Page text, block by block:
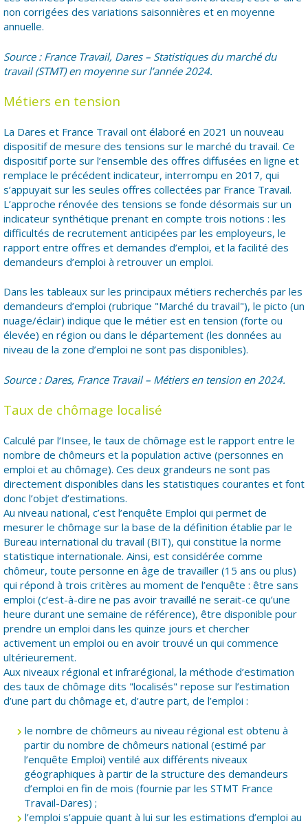
non corrigées des variations saisonnières et en moyenne
annuelle.
Source : France Travail, Dares – Statistiques du marché du
travail (STMT) en moyenne sur l’année 2024.
Métiers en tension
La Dares et France Travail ont élaboré en 2021 un nouveau
dispositif de mesure des tensions sur le marché du travail. Ce
dispositif porte sur l’ensemble des offres diffusées en ligne et
remplace le précédent indicateur, interrompu en 2017, qui
s’appuyait sur les seules offres collectées par France Travail.
L’approche rénovée des tensions se fonde désormais sur un
indicateur synthétique prenant en compte trois notions : les
difficultés de recrutement anticipées par les employeurs, le
rapport entre offres et demandes d’emploi, et la facilité des
demandeurs d’emploi à retrouver un emploi.
Dans les tableaux sur les principaux métiers recherchés par les
demandeurs d’emploi (rubrique "Marché du travail"), le picto (un
nuage/éclair) indique que le métier est en tension (forte ou
élevée) en région ou dans le département (les données au
niveau de la zone d’emploi ne sont pas disponibles).
Source : Dares, France Travail – Métiers en tension en 2024.
Taux de chômage localisé
Calculé par l’Insee, le taux de chômage est le rapport entre le
nombre de chômeurs et la population active (personnes en
emploi et au chômage). Ces deux grandeurs ne sont pas
directement disponibles dans les statistiques courantes et font
donc l’objet d’estimations.
Au niveau national, c’est l’enquête Emploi qui permet de
mesurer le chômage sur la base de la définition établie par le
Bureau international du travail (BIT), qui constitue la norme
statistique internationale. Ainsi, est considérée comme
chômeur, toute personne en âge de travailler (15 ans ou plus)
qui répond à trois critères au moment de l’enquête : être sans
emploi (c’est-à-dire ne pas avoir travaillé ne serait-ce qu’une
heure durant une semaine de référence), être disponible pour
prendre un emploi dans les quinze jours et chercher
activement un emploi ou en avoir trouvé un qui commence
ultérieurement.
Aux niveaux régional et infrarégional, la méthode d’estimation
des taux de chômage dits "localisés" repose sur l’estimation
d’une part du chômage et, d’autre part, de l’emploi :
le nombre de chômeurs au niveau régional est obtenu à
partir du nombre de chômeurs national (estimé par
l’enquête Emploi) ventilé aux différents niveaux
géographiques à partir de la structure des demandeurs
d’emploi en fin de mois (fournie par les STMT France
Travail-Dares) ;
l’emploi s’appuie quant à lui sur les estimations d’emploi au